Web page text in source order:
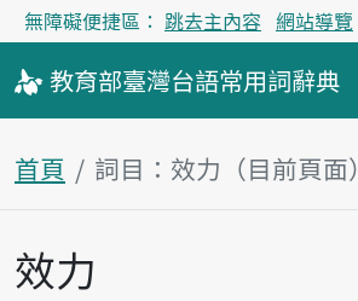
無障礙便捷區： 跳去主內容 網站導覽
教育部臺灣台語常用詞辭典
首頁 詞目：效力（目前頁面）
主內容區塊
效力